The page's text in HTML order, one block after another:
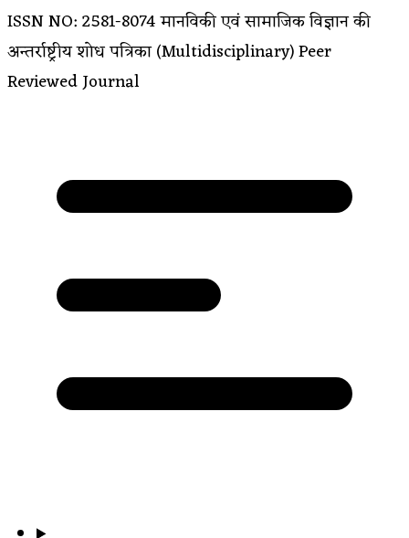
ISSN NO: 2581-8074मानविकी एवं सामाजिक विज्ञान की
अन्तर्राष्ट्रीय शोध पत्रिका (Multidisciplinary)Peer
Reviewed Journal